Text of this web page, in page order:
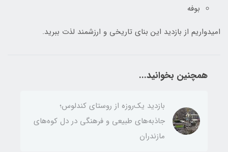
بوفه
امیدواریم از بازدید این بنای تاریخی و ارزشمند لذت ببرید.
همچنین بخوانید...
بازدید یک‌روزه از روستای کندلوس؛
جاذبه‌های طبیعی و فرهنگی در دل کوه‌های
مازندران